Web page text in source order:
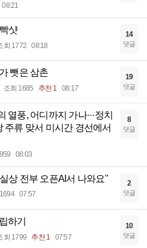
08:21
샷
회 1772 08:18
14
댓글
뺏은 삼촌
조회 1685 추천 1 08:17
19
댓글
열풍, 어디까지 가나···정치
주류 맞서 미시간 경선에서
08:03
8
댓글
상 전부 오픈AI서 나와요"
07:57
2
댓글
하기
회 1799 추천 1 07:57
10
댓글